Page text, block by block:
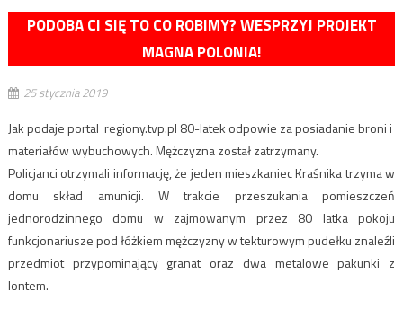
PODOBA CI SIĘ TO CO ROBIMY? WESPRZYJ PROJEKT
MAGNA POLONIA!
25 stycznia 2019
Jak podaje portal regiony.tvp.pl 80-latek odpowie za posiadanie broni i
materiałów wybuchowych. Mężczyzna został zatrzymany.
Policjanci otrzymali informację, że jeden mieszkaniec Kraśnika trzyma w
domu skład amunicji. W trakcie przeszukania pomieszczeń
jednorodzinnego domu w zajmowanym przez 80 latka pokoju
funkcjonariusze pod łóżkiem mężczyzny w tekturowym pudełku znaleźli
przedmiot przypominający granat oraz dwa metalowe pakunki z
lontem.